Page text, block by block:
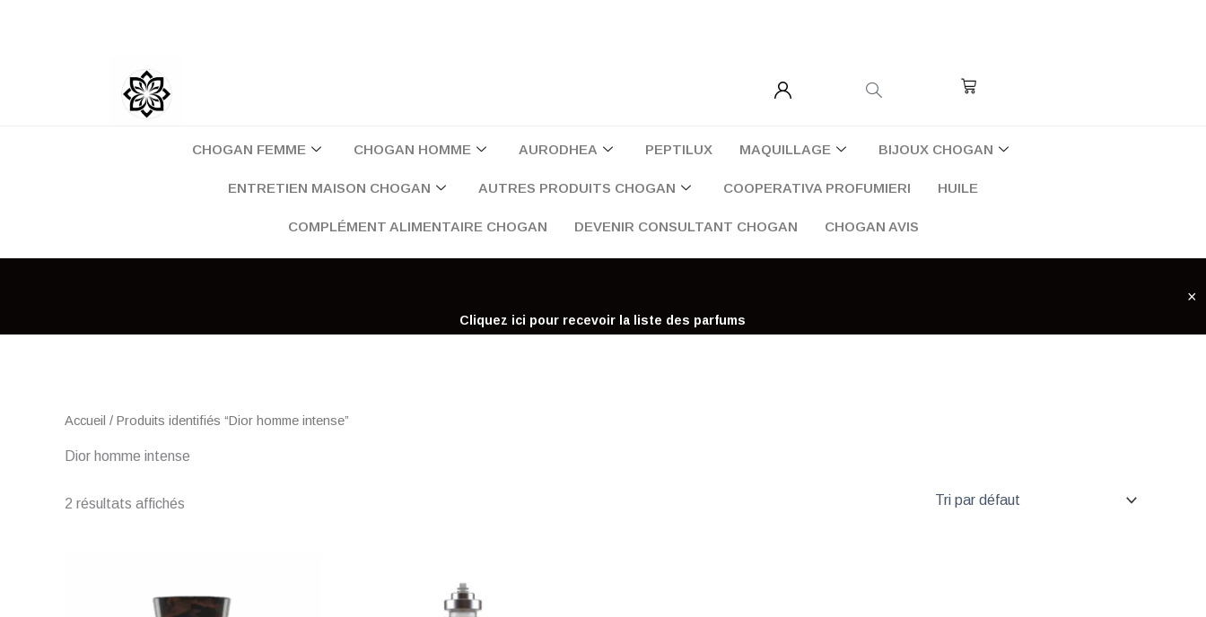
Cart
CHOGAN FEMME CHOGAN HOMME AURODHEA PEPTILUX MAQUILLAGE BIJOUX CHOGAN
ENTRETIEN MAISON CHOGAN AUTRES PRODUITS CHOGAN COOPERATIVA PROFUMIERI HUILE
COMPLÉMENT ALIMENTAIRE CHOGAN DEVENIR CONSULTANT CHOGAN CHOGAN AVIS
Cliquez ici pour recevoir la liste des parfums
×
Accueil / Produits identifiés “Dior homme intense”
Dior homme intense
2 résultats affichés